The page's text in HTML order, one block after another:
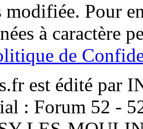
modifiée. Pour
à caractère
de
est édité par
: Forum 52 -